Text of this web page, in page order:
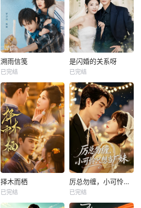
溯雨信笺
已完结
是闪婚的关系呀
已完结
择木而栖
已完结
厉总勿缠，小可怜只想当厂妹
已完结